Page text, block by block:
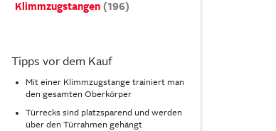
Klimmzugstangen
Tipps vor dem Kauf
Mit einer Klimmzugstange trainiert man
den gesamten Oberkörper
Türrecks sind platzsparend und werden
über den Türrahmen gehängt